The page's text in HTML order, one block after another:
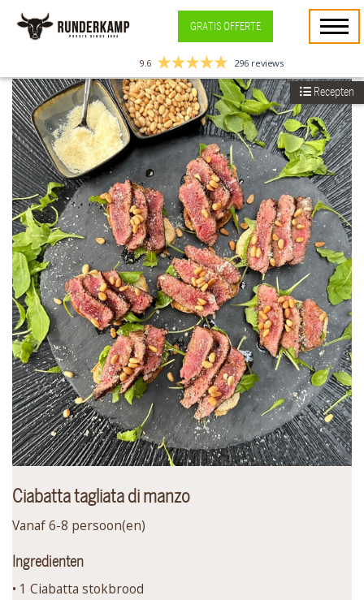
GRATIS OFFERTE
9.6 296 reviews
Ciabatta tagliata di manzo
Vanaf 6-8 persoon(en)
Ingredienten
• 1 Ciabatta stokbrood
Recepten